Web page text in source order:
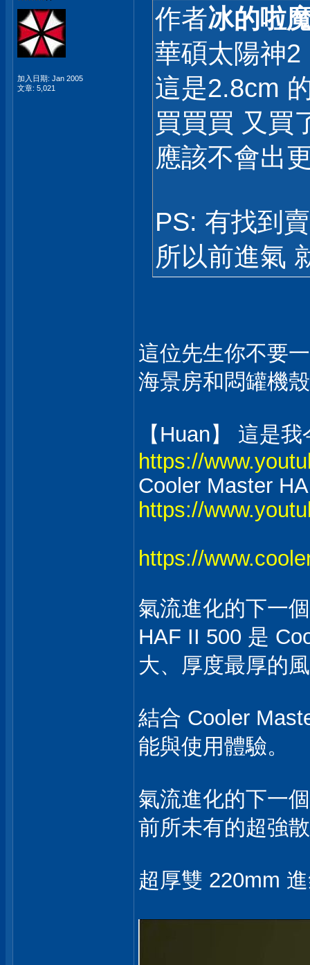
加入日期: Jan 2005
文章: 5,021
作者冰的啦
華碩太陽神2
這是2.8cm
買買買 又買
應該不會出
PS: 有找到
所以前進氣
這位先生你不要
海景房和悶罐機
【Huan】 這是
https://
Cooler Master
https://
https://
氣流進化的下一
HAF II 500 是
大、厚度最厚的
結合 Cooler
能與使用體驗。
氣流進化的下一
前所未有的超強
超厚雙 220mm